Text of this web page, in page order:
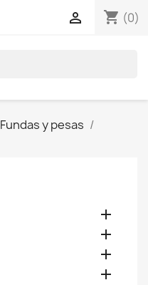
shopping_cart (0)

Fundas y pesas



